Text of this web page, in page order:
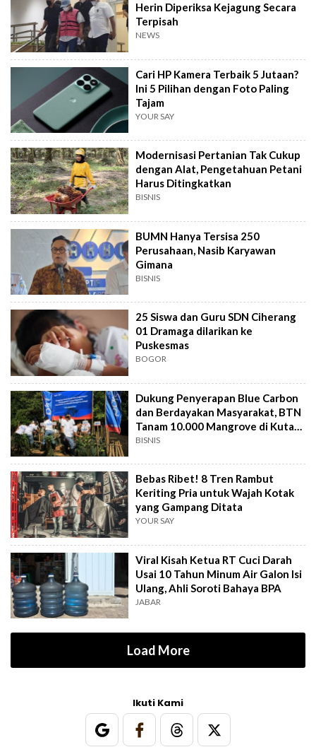
Herin Diperiksa Kejagung Secara
Terpisah
NEWS
Cari HP Kamera Terbaik 5 Jutaan?
Ini 5 Pilihan dengan Foto Paling
Tajam
YOUR SAY
Modernisasi Pertanian Tak Cukup
dengan Alat, Pengetahuan Petani
Harus Ditingkatkan
BISNIS
BUMN Hanya Tersisa 250
Perusahaan, Nasib Karyawan
Gimana
BISNIS
25 Siswa dan Guru SDN Ciherang
01 Dramaga dilarikan ke
Puskesmas
BOGOR
Dukung Penyerapan Blue Carbon
dan Berdayakan Masyarakat, BTN
Tanam 10.000 Mangrove di Kuta
Bali
BISNIS
Bebas Ribet! 8 Tren Rambut
Keriting Pria untuk Wajah Kotak
yang Gampang Ditata
YOUR SAY
Viral Kisah Ketua RT Cuci Darah
Usai 10 Tahun Minum Air Galon Isi
Ulang, Ahli Soroti Bahaya BPA
JABAR
Load More
Ikuti Kami